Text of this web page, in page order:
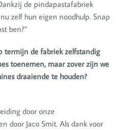
de pindapastafabriek
zelf hun eigen noodhulp. Snap
ben?”
termijn de fabriek zelfstandig
toenemen, maar zover zijn we
draaiende te houden?
door onze
door Jaco Smit. Als dank voor